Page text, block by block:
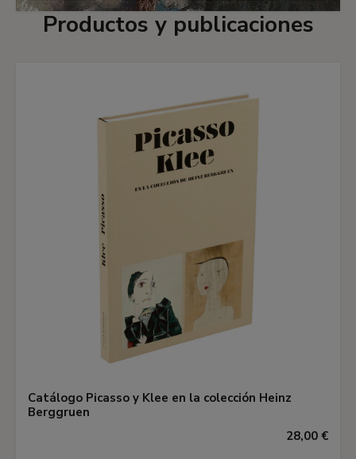
Productos y publicaciones
Catálogo Picasso y Klee en la colección Heinz
Berggruen
28,00 €